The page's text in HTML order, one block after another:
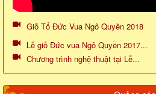
Giỗ Tổ Đức Vua Ngô Quyền 2018
Lễ giỗ Đức vua Ngô Quyền 2017...
Chương trình nghệ thuật tại Lễ...